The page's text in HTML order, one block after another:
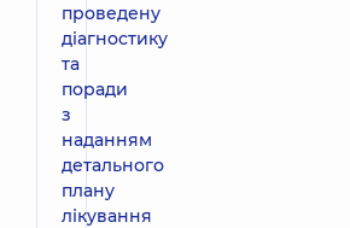
проведену
діагностику
та
поради
з
наданням
детального
плану
лікування